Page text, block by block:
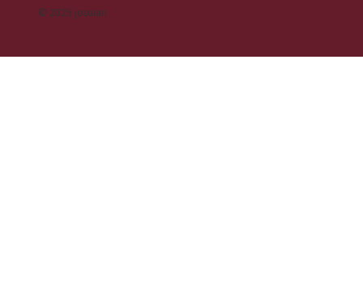
© 2025 josuian